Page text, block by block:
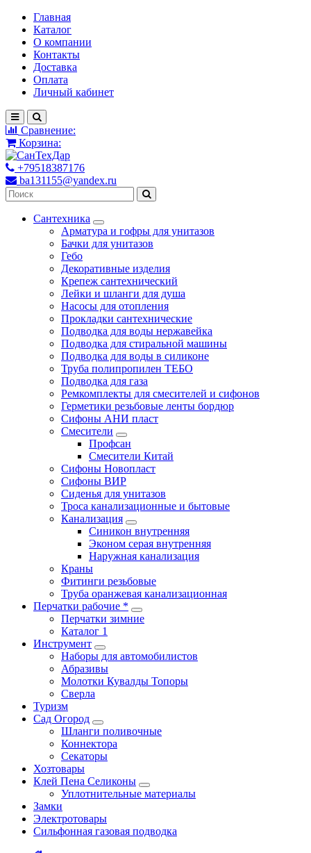
Главная
Каталог
О компании
Контакты
Доставка
Оплата
Личный кабинет
Сравнение:
Корзина:
+79518387176
ba131155@yandex.ru
Сантехника
Арматура и гофры для унитазов
Бачки для унитазов
Гебо
Декоративные изделия
Крепеж сантехнический
Лейки и шланги для душа
Насосы для отопления
Прокладки сантехнические
Подводка для воды нержавейка
Подводка для стиральной машины
Подводка для воды в силиконе
Труба полипропилен ТЕБО
Подводка для газа
Ремкомплекты для смесителей и сифонов
Герметики резьбовые ленты бордюр
Сифоны АНИ пласт
Смесители
Профсан
Смесители Китай
Сифоны Новопласт
Сифоны ВИР
Сиденья для унитазов
Троса канализационные и бытовые
Канализация
Синикон внутренняя
Эконом серая внутренняя
Наружная канализация
Краны
Фитинги резьбовые
Труба оранжевая канализационная
Перчатки рабочие *
Перчатки зимние
Каталог 1
Инструмент
Наборы для автомобилистов
Абразивы
Молотки Кувалды Топоры
Сверла
Туризм
Сад Огород
Шланги поливочные
Коннектора
Секаторы
Хозтовары
Клей Пена Селиконы
Уплотнительные материалы
Замки
Электротовары
Сильфонная газовая подводка